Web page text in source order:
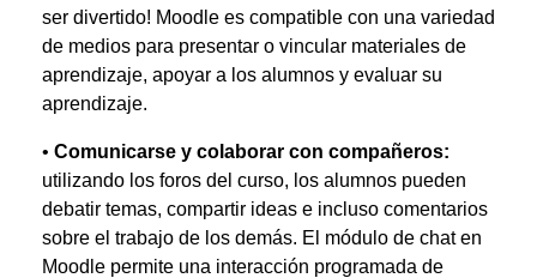
ser divertido! Moodle es compatible con una variedad
de medios para presentar o vincular materiales de
aprendizaje, apoyar a los alumnos y evaluar su
aprendizaje.
• Comunicarse y colaborar con compañeros:
utilizando los foros del curso, los alumnos pueden
debatir temas, compartir ideas e incluso comentarios
sobre el trabajo de los demás. El módulo de chat en
Moodle permite una interacción programada de